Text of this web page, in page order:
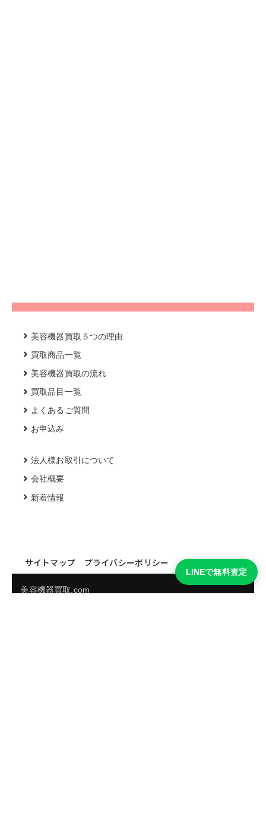
美容機器買取５つの理由
買取商品一覧
美容機器買取の流れ
買取品目一覧
よくあるご質問
お申込み
法人様お取引について
会社概要
新着情報
サイトマップ プライバシーポリシー
美容機器買取.com
LINEで無料査定